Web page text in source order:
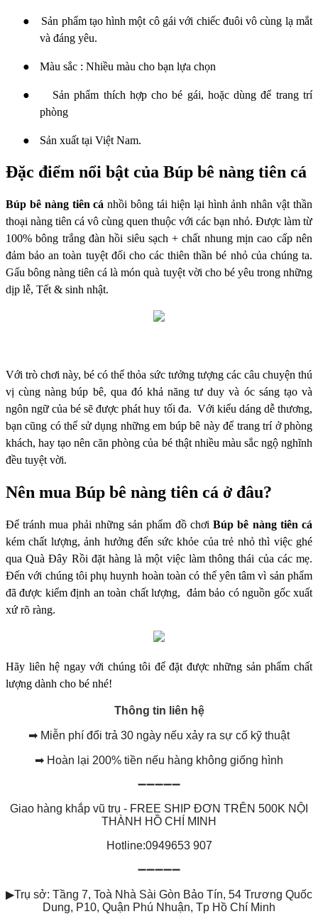
●
Sản phẩm tạo hình một cô gái với chiếc đuôi vô cùng lạ mắt
và đáng yêu.
● Màu sắc : Nhiều màu cho bạn lựa chọn
●
Sản phẩm thích hợp cho bé gái, hoặc dùng để trang trí
phòng
● Sản xuất tại Việt Nam.
Đặc điểm nổi bật của Búp bê nàng tiên cá
Búp bê nàng tiên cá nhồi bông tái hiện lại hình ảnh nhân vật thần
thoại nàng tiên cá vô cùng quen thuộc với các bạn nhỏ. Được làm từ
100% bông trắng đàn hồi siêu sạch + chất nhung mịn cao cấp nên
đảm bảo an toàn tuyệt đối cho các thiên thần bé nhỏ của chúng ta.
Gấu bông nàng tiên cá là món quà tuyệt vời cho bé yêu trong những
dịp lễ, Tết & sinh nhật.
Với trò chơi này, bé có thể thỏa sức tưởng tượng các câu chuyện thú
vị cùng nàng búp bê, qua đó khả năng tư duy và óc sáng tạo và
ngôn ngữ của bé sẽ được phát huy tối đa. Với kiểu dáng dễ thương,
bạn cũng có thể sử dụng những em búp bê này để trang trí ở phòng
khách, hay tạo nên căn phòng của bé thật nhiều màu sắc ngộ nghĩnh
đều tuyệt vời.
Nên mua Búp bê nàng tiên cá ở đâu?
Để tránh mua phải những sản phẩm đồ chơi Búp bê nàng tiên cá
kém chất lượng, ảnh hưởng đến sức khỏe của trẻ nhỏ thì việc ghé
qua Quà Đây Rồi đặt hàng là một việc làm thông thái của các mẹ.
Đến với chúng tôi phụ huynh hoàn toàn có thể yên tâm vì sản phẩm
đã được kiểm định an toàn chất lượng, đảm bảo có nguồn gốc xuất
xứ rõ ràng.
Hãy liên hệ ngay với chúng tôi để đặt được những sản phẩm chất
lượng dành cho bé nhé!
Thông tin liên hệ
➡ Miễn phí đổi trả 30 ngày nếu xảy ra sự cố kỹ thuật
➡ Hoàn lại 200% tiền nếu hàng không giống hình
➖➖➖➖➖
Giao hàng khắp vũ trụ - FREE SHIP ĐƠN TRÊN 500K NỘI
THÀNH HỒ CHÍ MINH
Hotline:0949653 907
➖➖➖➖➖
▶Trụ sở: Tầng 7, Toà Nhà Sài Gòn Bảo Tín, 54 Trương Quốc
Dung, P10, Quận Phú Nhuận, Tp Hồ Chí Minh